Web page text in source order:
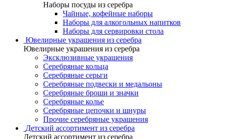
Наборы посуды из серебра
Чайные, кофейные наборы
Наборы для алкогольных напитков
Наборы для сервировки стола
Ювелирные украшения из серебра
Ювелирные украшения из серебра
Эксклюзивные украшения
Серебряные кольца
Серебряные серьги
Серебряные подвески и медальоны
Серебряные броши и значки
Серебряные колье
Серебряные цепочки и шнуры
Прочие серебряные украшения
Детский ассортимент из серебра
Детский ассортимент из серебра